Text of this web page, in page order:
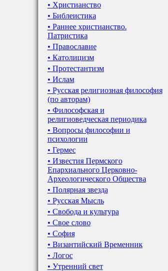
• Христианство
• Библеистика
• Раннее христианство.
Патристика
• Православие
• Католицизм
• Протестантизм
• Ислам
• Русская религиозная философия
(по авторам)
• Философская и
религиоведческая периодика
• Вопросы философии и
психологии
• Гермес
• Известия Пермского
Епархиального Церковно-
Археологического Общества
• Полярная звезда
• Русская Мысль
• Свобода и культура
• Свое слово
• София
• Византийский Временник
• Логос
• Утренний свет